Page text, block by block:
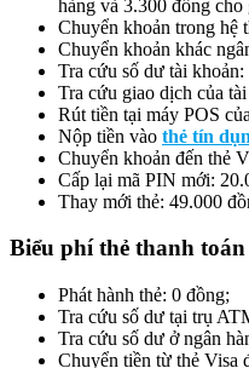
hàng và 3.300 đồng
Chuyển khoản trong hệ
Chuyển khoản khác
Tra cứu số dư tài khoản:
Tra cứu giao dịch của
Rút tiền tại máy POS
Nộp tiền vào thẻ tín
Chuyển khoản đến thẻ
Cấp lại mã PIN mới:
Thay mới thẻ: 49.000
Biểu phí thẻ thanh toán
Phát hành thẻ: 0 đồng;
Tra cứu số dư tại trụ
Tra cứu số dư ở ngân
Chuyển tiền từ thẻ Visa